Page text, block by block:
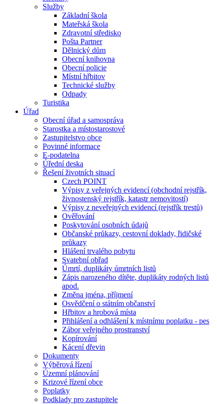
Služby
Základní škola
Mateřská škola
Zdravotní středisko
Pošta Partner
Dělnický dům
Obecní knihovna
Obecní policie
Místní hřbitov
Technické služby
Odpady
Turistika
Úřad
Obecní úřad a samospráva
Starostka a místostarostové
Zastupitelstvo obce
Povinné informace
E-podatelna
Úřední deska
Řešení životních situací
Czech POINT
Výpisy z veřejných evidencí (obchodní rejstřík,
živnostenský rejstřík, katastr nemovitostí)
Výpisy z neveřejných evidencí (rejstřík trestů)
Ověřování
Poskytování osobních údajů
Občanské průkazy, cestovní doklady, řidičské
průkazy
Hlášení trvalého pobytu
Svatební obřad
Úmrtí, duplikáty úmrtních listů
Zápis narozeného dítěte, duplikáty rodných listů
apod.
Změna jména, příjmení
Osvědčení o státním občanství
Hřbitov a hrobová místa
Přihlášení a odhlášení k místnímu poplatku - pes
Zábor veřejného prostranství
Kopírování
Kácení dřevin
Dokumenty
Výběrová řízení
Územní plánování
Krizové řízení obce
Poplatky
Podklady pro zastupitele